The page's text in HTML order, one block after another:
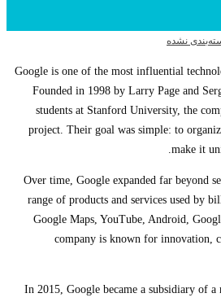
نشده
Google is one of the most influential
Founded in 1998 by Larry Page and
students at Stanford University, the
project. Their goal was simple: to
make it
Over time, Google expanded far beyond
range of products and services used by
Google Maps, YouTube, Android,
company is known for innovation,
In 2015, Google became a subsidiary of